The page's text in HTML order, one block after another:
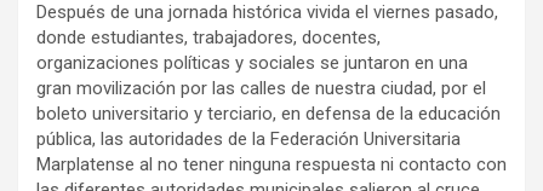
b
o
o
k
n
g
er
er s
A
p
p
gr
a
m
ri
e
n
dl
Después de una jornada histórica vivida el viernes pasado,
donde estudiantes, trabajadores, docentes,
organizaciones políticas y sociales se juntaron en una
gran movilización por las calles de nuestra ciudad, por el
boleto universitario y terciario, en defensa de la educación
pública, las autoridades de la Federación Universitaria
Marplatense al no tener ninguna respuesta ni contacto con